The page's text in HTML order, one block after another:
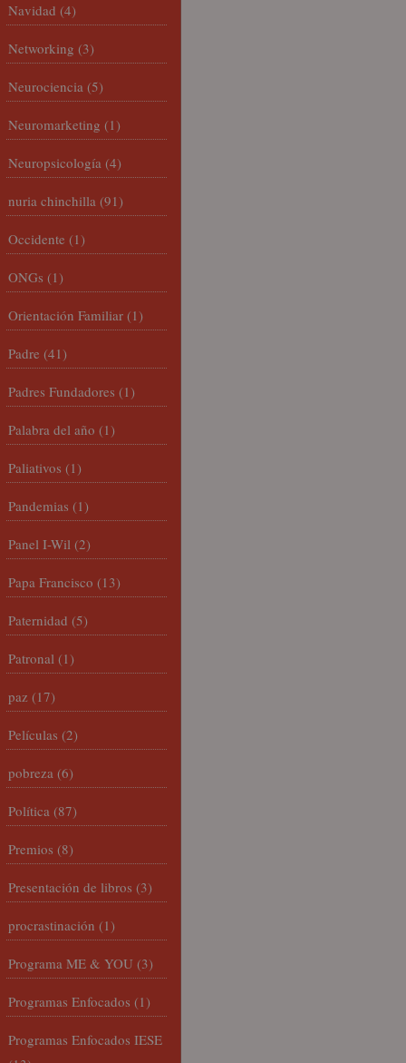
Navidad (4)
Networking (3)
Neurociencia (5)
Neuromarketing (1)
Neuropsicología (4)
nuria chinchilla (91)
Occidente (1)
ONGs (1)
Orientación Familiar (1)
Padre (41)
Padres Fundadores (1)
Palabra del año (1)
Paliativos (1)
Pandemias (1)
Panel I-Wil (2)
Papa Francisco (13)
Paternidad (5)
Patronal (1)
paz (17)
Películas (2)
pobreza (6)
Política (87)
Premios (8)
Presentación de libros (3)
procrastinación (1)
Programa ME & YOU (3)
Programas Enfocados (1)
Programas Enfocados IESE